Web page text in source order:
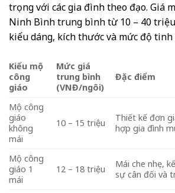
trọng với các gia đình theo đạo. Giá
Ninh Bình trung bình từ 10 – 40
kiểu dáng, kích thước và mức độ tinh
Kiểu mộ
công
giáo
Mức giá
trung bình
(VNĐ/ngôi)
Đặc điểm
Mộ công
giáo
không
mái
10 – 15 triệu
Thiết kế đơn
hợp gia đình
Mộ công
giáo 1
mái
12 – 18 triệu
Mái che nhẹ,
sự cân đối và